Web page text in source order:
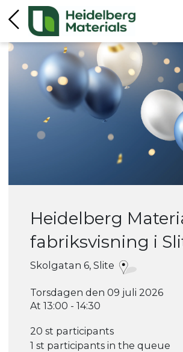
Heidelberg
fabriksvisning i
Skolgatan 6, Slite
Torsdagen den 09 juli 2026
At 13:00 - 14:30
20 st participants
1 st participants in the queue